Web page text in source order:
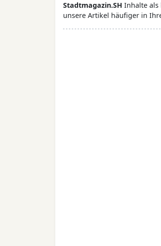
Stadtmagazin.SH Inhalte als
unsere Artikel häufiger in